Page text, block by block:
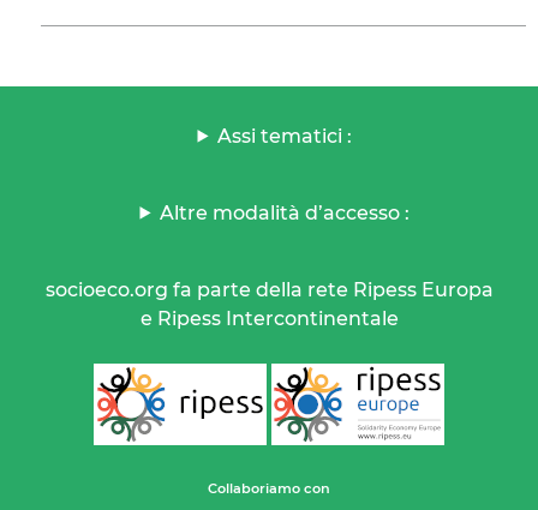
Assi tematici :
Altre modalità d’accesso :
socioeco.org fa parte della rete Ripess Europa
e Ripess Intercontinentale
Collaboriamo con